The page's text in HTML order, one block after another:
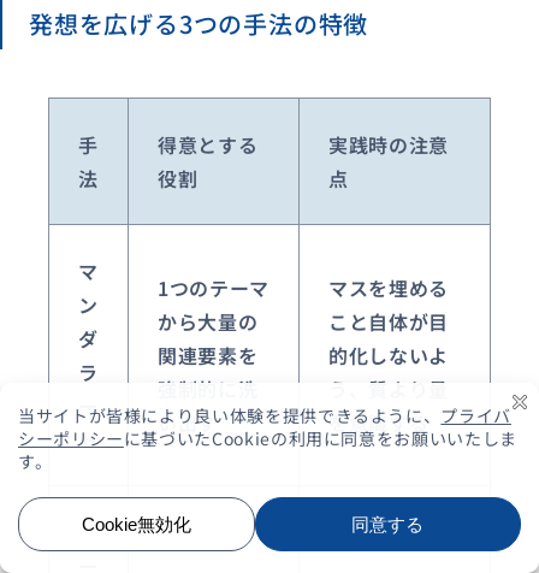
発想を広げる3つの手法の特徴
手
法
得意とする
役割
実践時の注意
点
マ
ン
ダ
ラ
ー
ト
1つのテーマ
から大量の
関連要素を
強制的に洗
い出す
マスを埋める
こと自体が目
的化しないよ
う、質より量
を意識する
ワ